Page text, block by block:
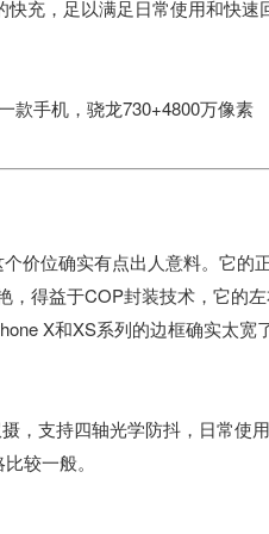
充，足以满足日常使用和快速
款手机，骁龙730+4800万像素
价位确实有点出人意料。它的
，得益于COP封装技术，它的
X和XS系列的边框确实太宽
，支持四轴光学防抖，日常使
较一般。